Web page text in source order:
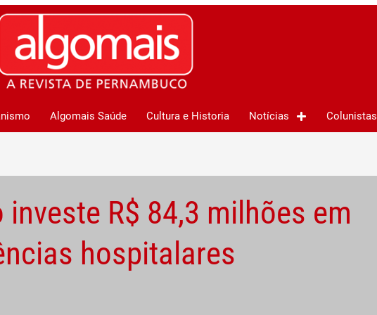
Algomais Saúde Cultura e Historia Notícias Colunistas
R$ 84,3 milhões em
hospitalares